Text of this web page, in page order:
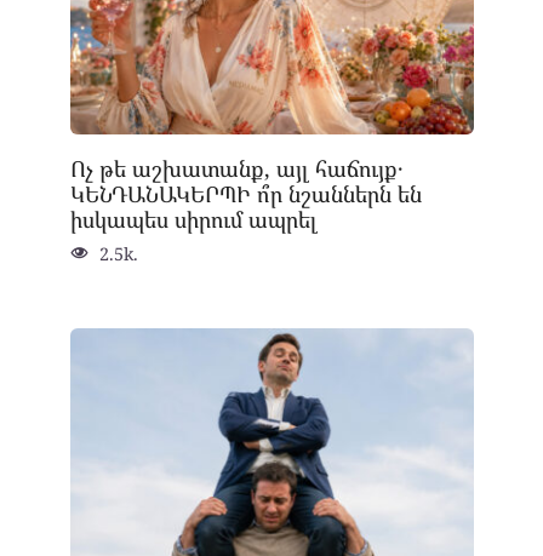
Ոչ թե աշխատանք, այլ հաճույք․
ԿԵՆԴԱՆԱԿԵՐՊԻ ո՞ր նշաններն են
իսկապես սիրում ապրել
2.5k.